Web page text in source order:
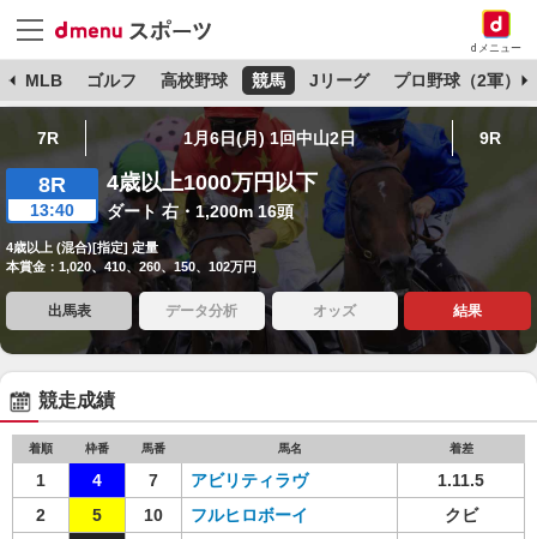
dメニュー
MLB ゴルフ 高校野球 競馬 Jリーグ プロ野球（2軍）
7R 1月6日(月) 1回中山2日 9R
8R
13:40
4歳以上1000万円以下
ダート 右・1,200m 16頭
4歳以上 (混合)[指定] 定量
本賞金：1,020、410、260、150、102万円
出馬表 データ分析 オッズ 結果
競走成績
着順 枠番 馬番 馬名 着差
1 4 7 アビリティラヴ
1.11.5
2
5 10 フルヒロボーイ
クビ